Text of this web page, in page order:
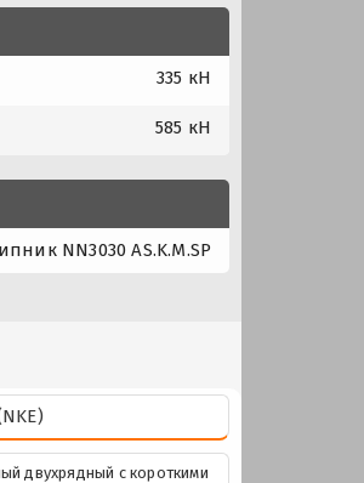
335 кН
585 кН
NN3030 AS.K.M.SP
двухрядный с короткими